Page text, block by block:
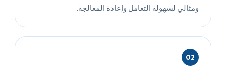
ومثالي لسهولة التعامل وإعادة المعالجة.
02